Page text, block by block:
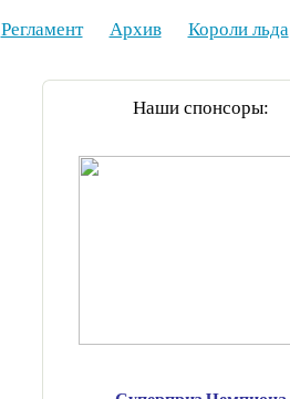
Регламент Архив Короли льда
Наши спонсоры: